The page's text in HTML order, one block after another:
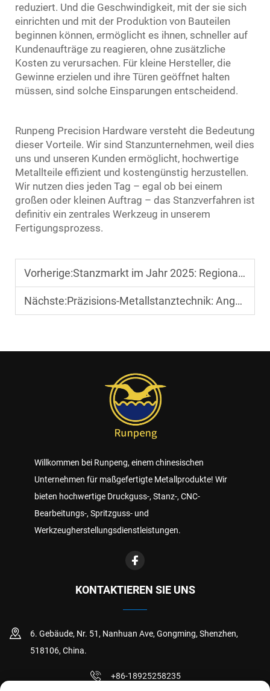
reduziert. Und die Geschwindigkeit, mit der sie sich
einrichten und mit der Produktion von Bauteilen
beginnen können, ermöglicht es ihnen, schneller auf
Kundenaufträge zu reagieren, ohne zusätzliche
Kosten zu verursachen. Für kleine Hersteller, die
Gewinne erzielen und ihre Türen geöffnet halten
müssen, sind solche Einsparungen entscheidend.
Runpeng Precision Hardware versteht die Bedeutung
dieser Vorteile. Wir sind Stanzunternehmen, weil dies
uns und unseren Kunden ermöglicht, hochwertige
Metallteile effizient und kostengünstig herzustellen.
Wir nutzen dies jeden Tag – egal ob bei einem
großen oder kleinen Auftrag – das Stanzverfahren ist
definitiv ein zentrales Werkzeug in unserem
Fertigungsprozess.
Vorherige:Stanzmarkt im Jahr 2025: Regionale Nachfrageschwankungen und Lieferantenmöglichkeiten
Nächste:Präzisions-Metallstanztechnik: Angewandte Toleranzsteuerung und Qualitätssicherung
Willkommen bei Runpeng, einem chinesischen
Unternehmen für maßgefertigte Metallprodukte! Wir
bieten hochwertige Druckguss-, Stanz-, CNC-
Bearbeitungs-, Spritzguss- und
Werkzeugherstellungsdienstleistungen.
KONTAKTIEREN SIE UNS
6. Gebäude, Nr. 51, Nanhuan Ave, Gongming, Shenzhen,
518106, China.
+86-18925258235